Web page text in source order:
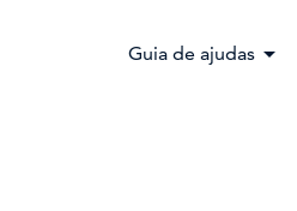
Guia de ajudas arrow_drop_down